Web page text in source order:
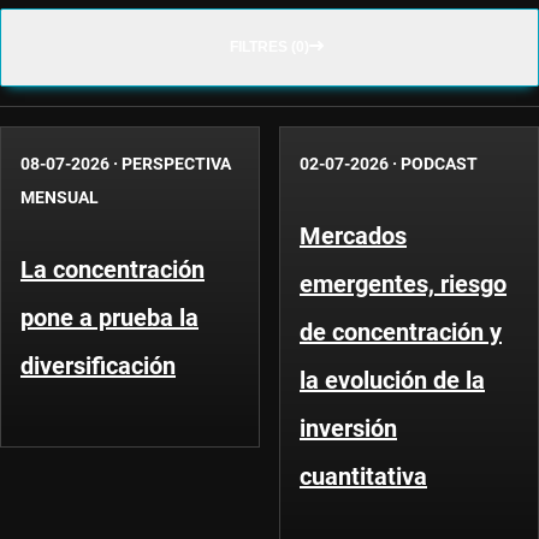
08-07-2026 · PERSPECTIVA
MENSUAL
La concentración
pone a prueba la
diversificación
02-07-2026 · PODCAST
Mercados
emergentes, riesgo
de concentración y
la evolución de la
inversión
cuantitativa